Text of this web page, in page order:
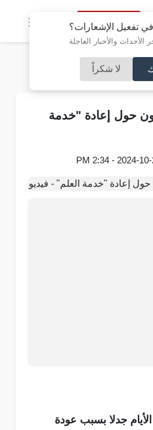
تفعيل الإشعارات؟
الأحداث والأخبار العاجلة
لا شكراً
النسخة الكاملة
صوت عمان
حول إعادة "خدمة
جدلا بسبب عودة